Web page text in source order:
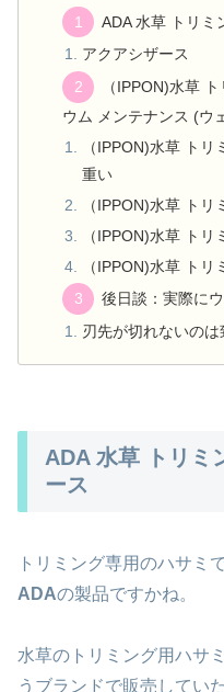
ADA 水草 トリミ
アクアシザース
（IPPON)水草
ウム メンテナンス (ウ
（IPPON)水草 ト
重い
（IPPON)水草 トリ
（IPPON)水草 ト
（IPPON)水草 ト
後日談：実際に
刃先が切れないのは
ADA 水草 トリミ
ース
トリミング専用のハサミ
ADAの製品ですかね。
水草のトリミング用ハサ
うブランドで販売してい